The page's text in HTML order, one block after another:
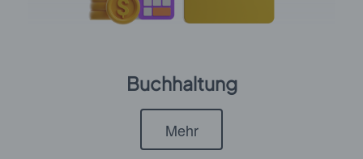
Buchhaltung
Mehr